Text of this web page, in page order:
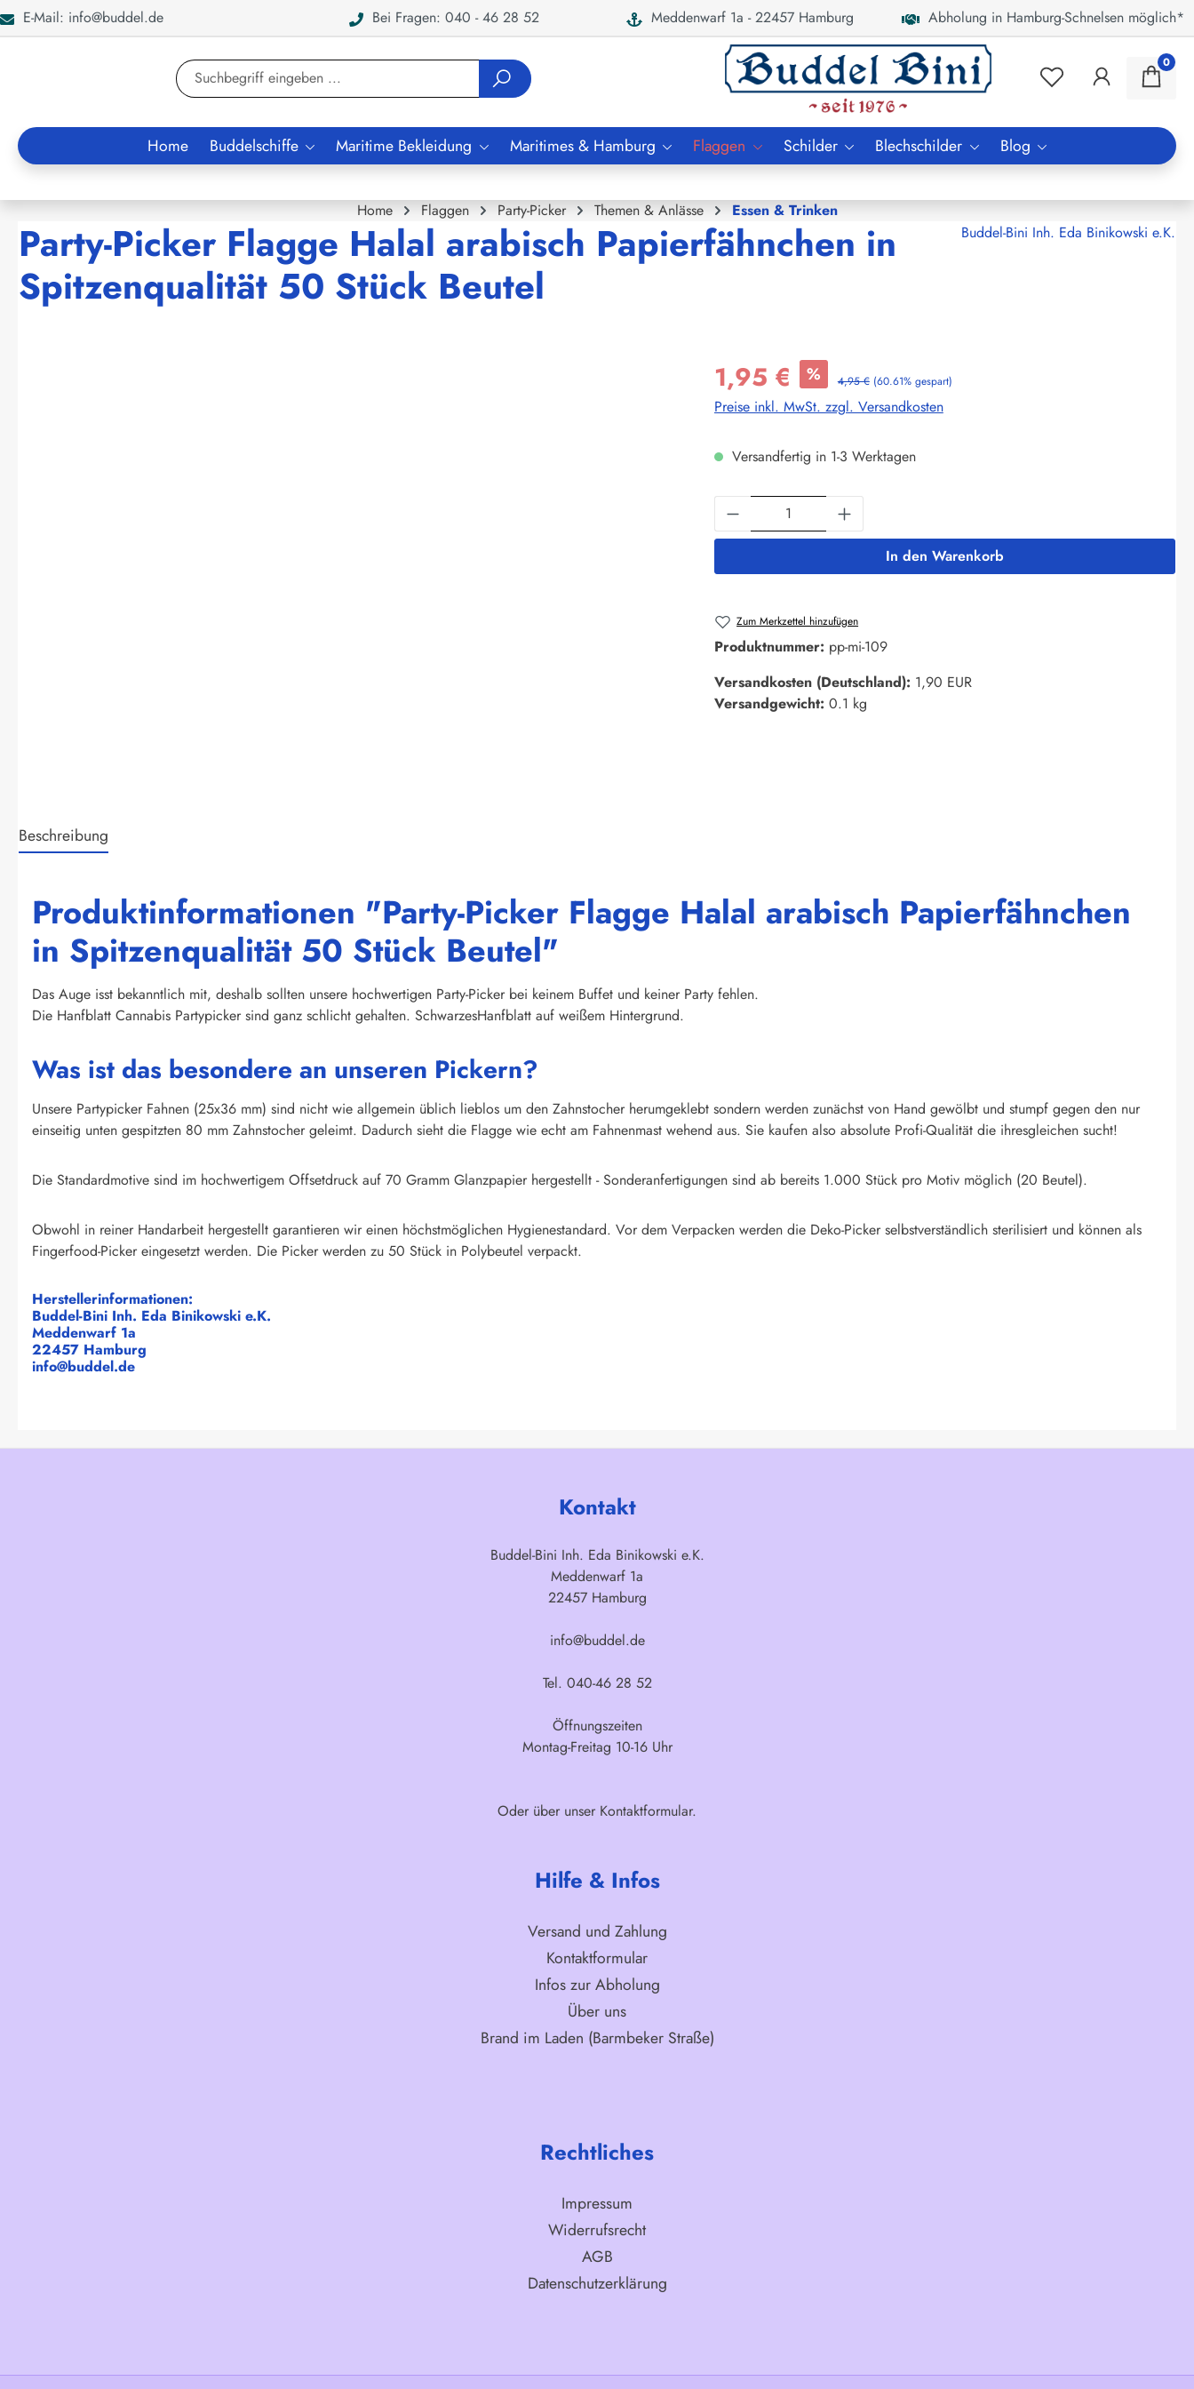
Zur Suche springen
E-Mail: info@buddel.de Bei Fragen: 040 - 46 28 52 Meddenwarf 1a - 22457 Hamburg Abholung in Hamburg-Schnelsen möglich*
0
Home Buddelschiffe Maritime Bekleidung Maritimes & Hamburg Flaggen Schilder Blechschilder Blog
Home Flaggen Party-Picker Themen & Anlässe Essen & Trinken
Party-Picker Flagge Halal arabisch Papierfähnchen in
Spitzenqualität 50 Stück Beutel
Buddel-Bini Inh. Eda Binikowski e.K.
1,95 € % 4,95 € (60.61% gespart)
Preise inkl. MwSt. zzgl. Versandkosten
Versandfertig in 1-3 Werktagen
Produkt Anzahl: Gib den gewünschten Wert ein
In den Warenkorb
Zum Merkzettel hinzufügen
Produktnummer: pp-mi-109
Versandkosten (Deutschland): 1,90 EUR
Versandgewicht: 0.1 kg
Beschreibung
Produktinformationen "Party-Picker Flagge Halal arabisch Papierfähnchen
in Spitzenqualität 50 Stück Beutel"
Das Auge isst bekanntlich mit, deshalb sollten unsere hochwertigen Party-Picker bei keinem Buffet und keiner Party fehlen.
Die Hanfblatt Cannabis Partypicker sind ganz schlicht gehalten. SchwarzesHanfblatt auf weißem Hintergrund.
Was ist das besondere an unseren Pickern?
Unsere Partypicker Fahnen (25x36 mm) sind nicht wie allgemein üblich lieblos um den Zahnstocher herumgeklebt sondern werden zunächst von Hand gewölbt und stumpf gegen den nur
einseitig unten gespitzten 80 mm Zahnstocher geleimt. Dadurch sieht die Flagge wie echt am Fahnenmast wehend aus. Sie kaufen also absolute Profi-Qualität die ihresgleichen sucht!
Die Standardmotive sind im hochwertigem Offsetdruck auf 70 Gramm Glanzpapier hergestellt - Sonderanfertigungen sind ab bereits 1.000 Stück pro Motiv möglich (20 Beutel).
Obwohl in reiner Handarbeit hergestellt garantieren wir einen höchstmöglichen Hygienestandard. Vor dem Verpacken werden die Deko-Picker selbstverständlich sterilisiert und können als
Fingerfood-Picker eingesetzt werden. Die Picker werden zu 50 Stück in Polybeutel verpackt.
Herstellerinformationen:
Buddel-Bini Inh. Eda Binikowski e.K.
Meddenwarf 1a
22457 Hamburg
info@buddel.de
Kontakt
Buddel-Bini Inh. Eda Binikowski e.K.
Meddenwarf 1a
22457 Hamburg
info@buddel.de
Tel. 040-46 28 52
Öffnungszeiten
Montag-Freitag 10-16 Uhr
Oder über unser Kontaktformular.
Hilfe & Infos
Versand und Zahlung
Kontaktformular
Infos zur Abholung
Über uns
Brand im Laden (Barmbeker Straße)
Rechtliches
Impressum
Widerrufsrecht
AGB
Datenschutzerklärung